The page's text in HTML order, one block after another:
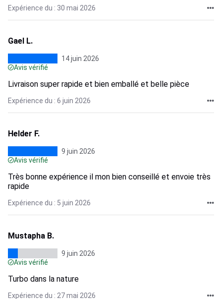
Expérience du : 30 mai 2026
Gael L.
14 juin 2026
Avis vérifié
Livraison super rapide et bien emballé et belle pièce
Expérience du : 6 juin 2026
Helder F.
9 juin 2026
Avis vérifié
Très bonne expérience il mon bien conseillé et envoie très
rapide
Expérience du : 5 juin 2026
Mustapha B.
9 juin 2026
Avis vérifié
Turbo dans la nature
Expérience du : 27 mai 2026